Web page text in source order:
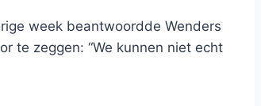
week beantwoordde Wenders
te zeggen: “We kunnen niet echt